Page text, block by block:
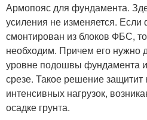
Армопояс для фундамента.
усиления не изменяется. Если
смонтирован из блоков ФБС,
необходим. Причем его нужно
уровне подошвы фундамента
срезе. Такое решение защитит
интенсивных нагрузок,
осадке грунта.